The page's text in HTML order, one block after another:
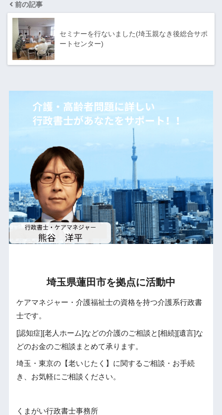
前の記事
セミナーを行ないました(埼玉親なき後総合サポ
ートセンター)
埼玉県蓮田市を拠点に活動中
ケアマネジャー・介護福祉士の資格を持つ介護系行政書
士です。
[認知症][老人ホーム]などの介護のご相談と[相続][遺言]な
どのお金のご相談まとめて承ります。
埼玉・東京の【老いじたく】に関するご相談・お手続
き、お気軽にご相談ください。
くまがい行政書士事務所